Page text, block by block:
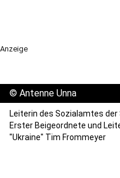
Anzeige
© Antenne Unna
Leiterin des Sozialamtes
Erster Beigeordnete und
"Ukraine" Tim Frommeyer